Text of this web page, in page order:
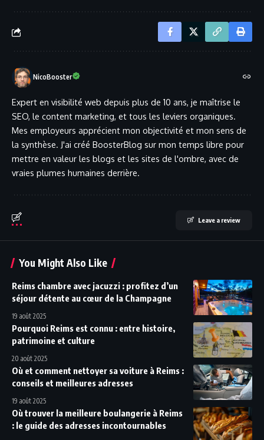
NicoBooster
Expert en visibilité web depuis plus de 10 ans, je maîtrise le
SEO, le content marketing, et tous les leviers organiques.
Mes employeurs apprécient mon objectivité et mon sens de
la synthèse. J'ai créé BoosterBlog sur mon temps libre pour
mettre en valeur les blogs et les sites de l'ombre, avec de
vraies plumes humaines derrière.
Leave a review
You Might Also Like
Reims chambre avec jacuzzi : profitez d’un
séjour détente au cœur de la Champagne
19 août 2025
Pourquoi Reims est connu : entre histoire,
patrimoine et culture
20 août 2025
Où et comment nettoyer sa voiture à Reims :
conseils et meilleures adresses
19 août 2025
Où trouver la meilleure boulangerie à Reims
: le guide des adresses incontournables